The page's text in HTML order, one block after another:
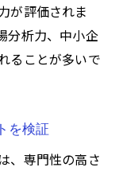
が評価されま
分析力、中小企
ることが多いで
を検証
、専門性の高さ